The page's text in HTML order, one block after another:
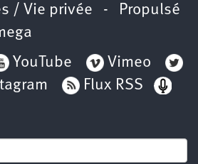
/ Vie privée - Propulsé
YouTube
Vimeo
Flux RSS